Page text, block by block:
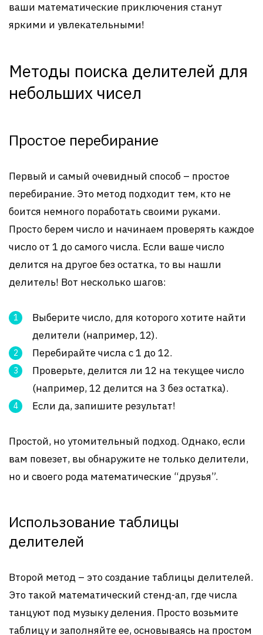
ваши математические приключения станут
яркими и увлекательными!
Методы поиска делителей для
небольших чисел
Простое перебирание
Первый и самый очевидный способ – простое
перебирание. Это метод подходит тем, кто не
боится немного поработать своими руками.
Просто берем число и начинаем проверять каждое
число от 1 до самого числа. Если ваше число
делится на другое без остатка, то вы нашли
делитель! Вот несколько шагов:
Выберите число, для которого хотите найти
делители (например, 12).
Перебирайте числа с 1 до 12.
Проверьте, делится ли 12 на текущее число
(например, 12 делится на 3 без остатка).
Если да, запишите результат!
Простой, но утомительный подход. Однако, если
вам повезет, вы обнаружите не только делители,
но и своего рода математические “друзья”.
Использование таблицы
делителей
Второй метод – это создание таблицы делителей.
Это такой математический стенд-ап, где числа
танцуют под музыку деления. Просто возьмите
таблицу и заполняйте ее, основываясь на простом